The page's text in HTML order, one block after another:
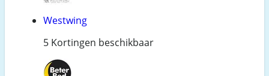
Westwing
5 Kortingen beschikbaar